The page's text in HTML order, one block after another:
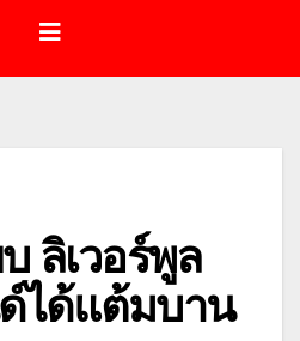
ลิเวอร์พูล
ได้แต้มบาน